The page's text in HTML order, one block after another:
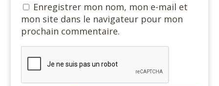
Enregistrer mon nom, mon e-mail et
mon site dans le navigateur pour mon
prochain commentaire.